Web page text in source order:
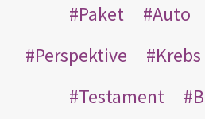
Paket
Auto
Perspektive
Krebs
Testament